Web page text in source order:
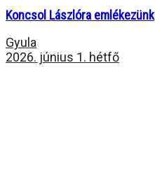
Koncsol Lászlóra emlékezünk
Gyula
2026. június 1. hétfő